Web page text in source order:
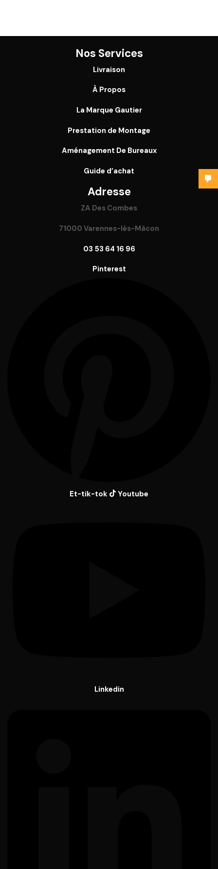
Nos Services
Livraison
À Propos
La Marque Gautier
Prestation de Montage
Aménagement De Bureaux
Guide d’achat
Adresse
ZA Des Combes
71000 Varennes-lès-Mâcon
03 53 64 16 96
Pinterest
Et-tik-tok Youtube
Linkedin